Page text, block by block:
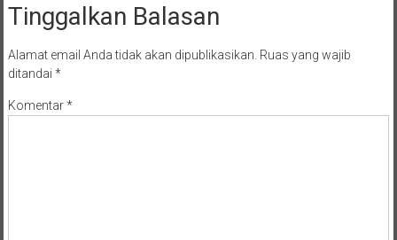
Tinggalkan Balasan
Alamat email Anda tidak akan dipublikasikan. Ruas yang wajib
ditandai *
Komentar*